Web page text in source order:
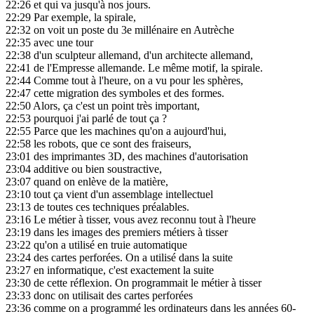
22:26 et qui va jusqu'à nos jours.
22:29 Par exemple, la spirale,
22:32 on voit un poste du 3e millénaire en Autrèche
22:35 avec une tour
22:38 d'un sculpteur allemand, d'un architecte allemand,
22:41 de l'Empresse allemande. Le même motif, la spirale.
22:44 Comme tout à l'heure, on a vu pour les sphères,
22:47 cette migration des symboles et des formes.
22:50Alors, ça c'est un point très important,
22:53 pourquoi j'ai parlé de tout ça ?
22:55 Parce que les machines qu'on a aujourd'hui,
22:58 les robots, que ce sont des fraiseurs,
23:01 des imprimantes 3D, des machines d'autorisation
23:04 additive ou bien soustractive,
23:07 quand on enlève de la matière,
23:10 tout ça vient d'un assemblage intellectuel
23:13 de toutes ces techniques préalables.
23:16 Le métier à tisser, vous avez reconnu tout à l'heure
23:19 dans les images des premiers métiers à tisser
23:22 qu'on a utilisé en truie automatique
23:24 des cartes perforées. On a utilisé dans la suite
23:27 en informatique, c'est exactement la suite
23:30 de cette réflexion. On programmait le métier à tisser
23:33 donc on utilisait des cartes perforées
23:36 comme on a programmé les ordinateurs dans les années 60-